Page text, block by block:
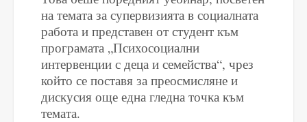
на темата за супервизията в социалната
работа и представен от студент към
програмата „Психосоциални
интервенции с деца и семейства“, чрез
който се поставя за преосмисляне и
дискусия още една гледна точка към
темата.